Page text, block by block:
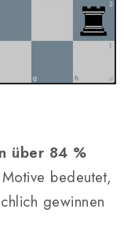
über 84 %
bedeutet,
gewinnen